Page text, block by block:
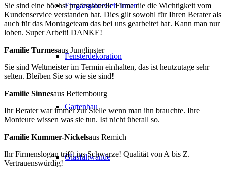
Eingangsbereich Innen
Fensterdekoration
Gartenbau
Glasfaltwände
Sie sind eine höchst professionelle Firma die die Wichtigkeit vom
Kundenservice verstanden hat. Dies gilt sowohl für Ihren Berater als
auch für das Montageteam das bei uns gearbeitet hat. Kann man nur
loben. Super Arbeit! DANKE!
Familie Turmesaus Junglinster
Sie sind Weltmeister im Termin einhalten, das ist heutzutage sehr
selten. Bleiben Sie so wie sie sind!
Familie Sinnesaus Bettembourg
Ihr Berater war immer zur Stelle wenn man ihn brauchte. Ihre
Monteure wissen was sie tun. Ist nicht überall so.
Familie Kummer-Nickelsaus Remich
Ihr Firmenslogan trifft ins Schwarze! Qualität von A bis Z.
Vertrauenswürdig!